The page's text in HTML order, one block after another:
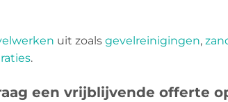
uit zoals gevelreinigingen,
.
een vrijblijvende offerte